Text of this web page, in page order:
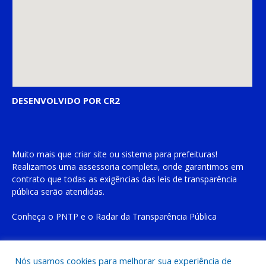
DESENVOLVIDO POR CR2
Muito mais que criar site ou sistema para prefeituras!
Realizamos uma assessoria completa, onde garantimos em
contrato que todas as exigências das leis de transparência
pública serão atendidas.
Conheça o PNTP e o Radar da Transparência Pública
Nós usamos cookies para melhorar sua experiência de